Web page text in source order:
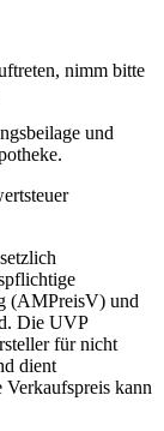
nimm bitte
und
(AMPreisV) und
Die UVP
für nicht
dient
kann